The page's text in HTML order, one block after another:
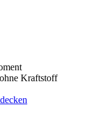
Kraftstoff